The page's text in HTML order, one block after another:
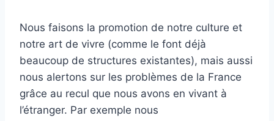
Nous faisons la promotion de notre culture et
notre art de vivre (comme le font déjà
beaucoup de structures existantes), mais aussi
nous alertons sur les problèmes de la France
grâce au recul que nous avons en vivant à
l’étranger. Par exemple nous